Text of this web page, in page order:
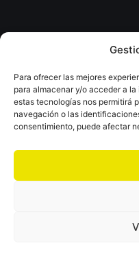
Para ofrecer las mejores
para almacenar y/o acceder a
estas tecnologías nos permitirá
navegación o las
consentimiento, puede afectar
Copyright © 2025
Aviso LegalPolítica de
Declaración de